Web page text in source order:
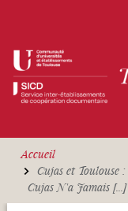
Accueil
Cujas et Toulouse
Cujas N'a Jamais [...]